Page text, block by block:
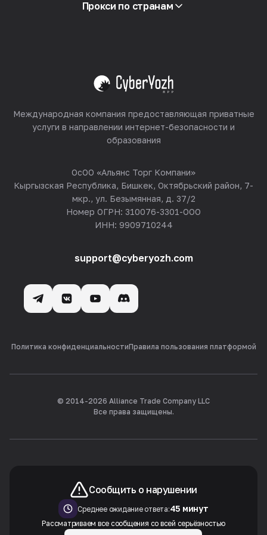
Реселлинг
Прокси по странам
Смотреть все
Международная компания предоставляющая приватные
услуги в направлении интернет-безопасности и
образования
ОсОО «Альянс Торг Компани»
Кыргызская Республика, Бишкек, Октябрьский район, 7-
мкр., ул. Безымянная, д. 37/2
Номер ОГРН: 310076-3301-ООО
ИНН: 9909710244
support@cyberyozh.com
Политика конфиденциальностиПравила пользования платформой
© 2014-2026 Alliance Trade Company LLC
Все права защищены.
Сообщить о нарушении
Среднее ожидание ответа:45 минут
Рассматриваем все сообщения со всей серьёзностью